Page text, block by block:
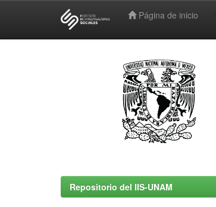
Página de inicio
Repositorio del IIS-UNAM